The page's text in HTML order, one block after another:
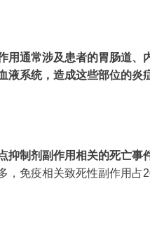
用通常涉及患者的胃肠道、
液系统，造成这些部位的炎
抑制剂副作用相关的死亡事
，免疫相关致死性副作用占